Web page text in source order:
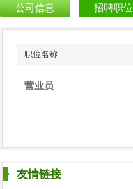
公司信息 招聘职位
职位名称
营业员
友情链接